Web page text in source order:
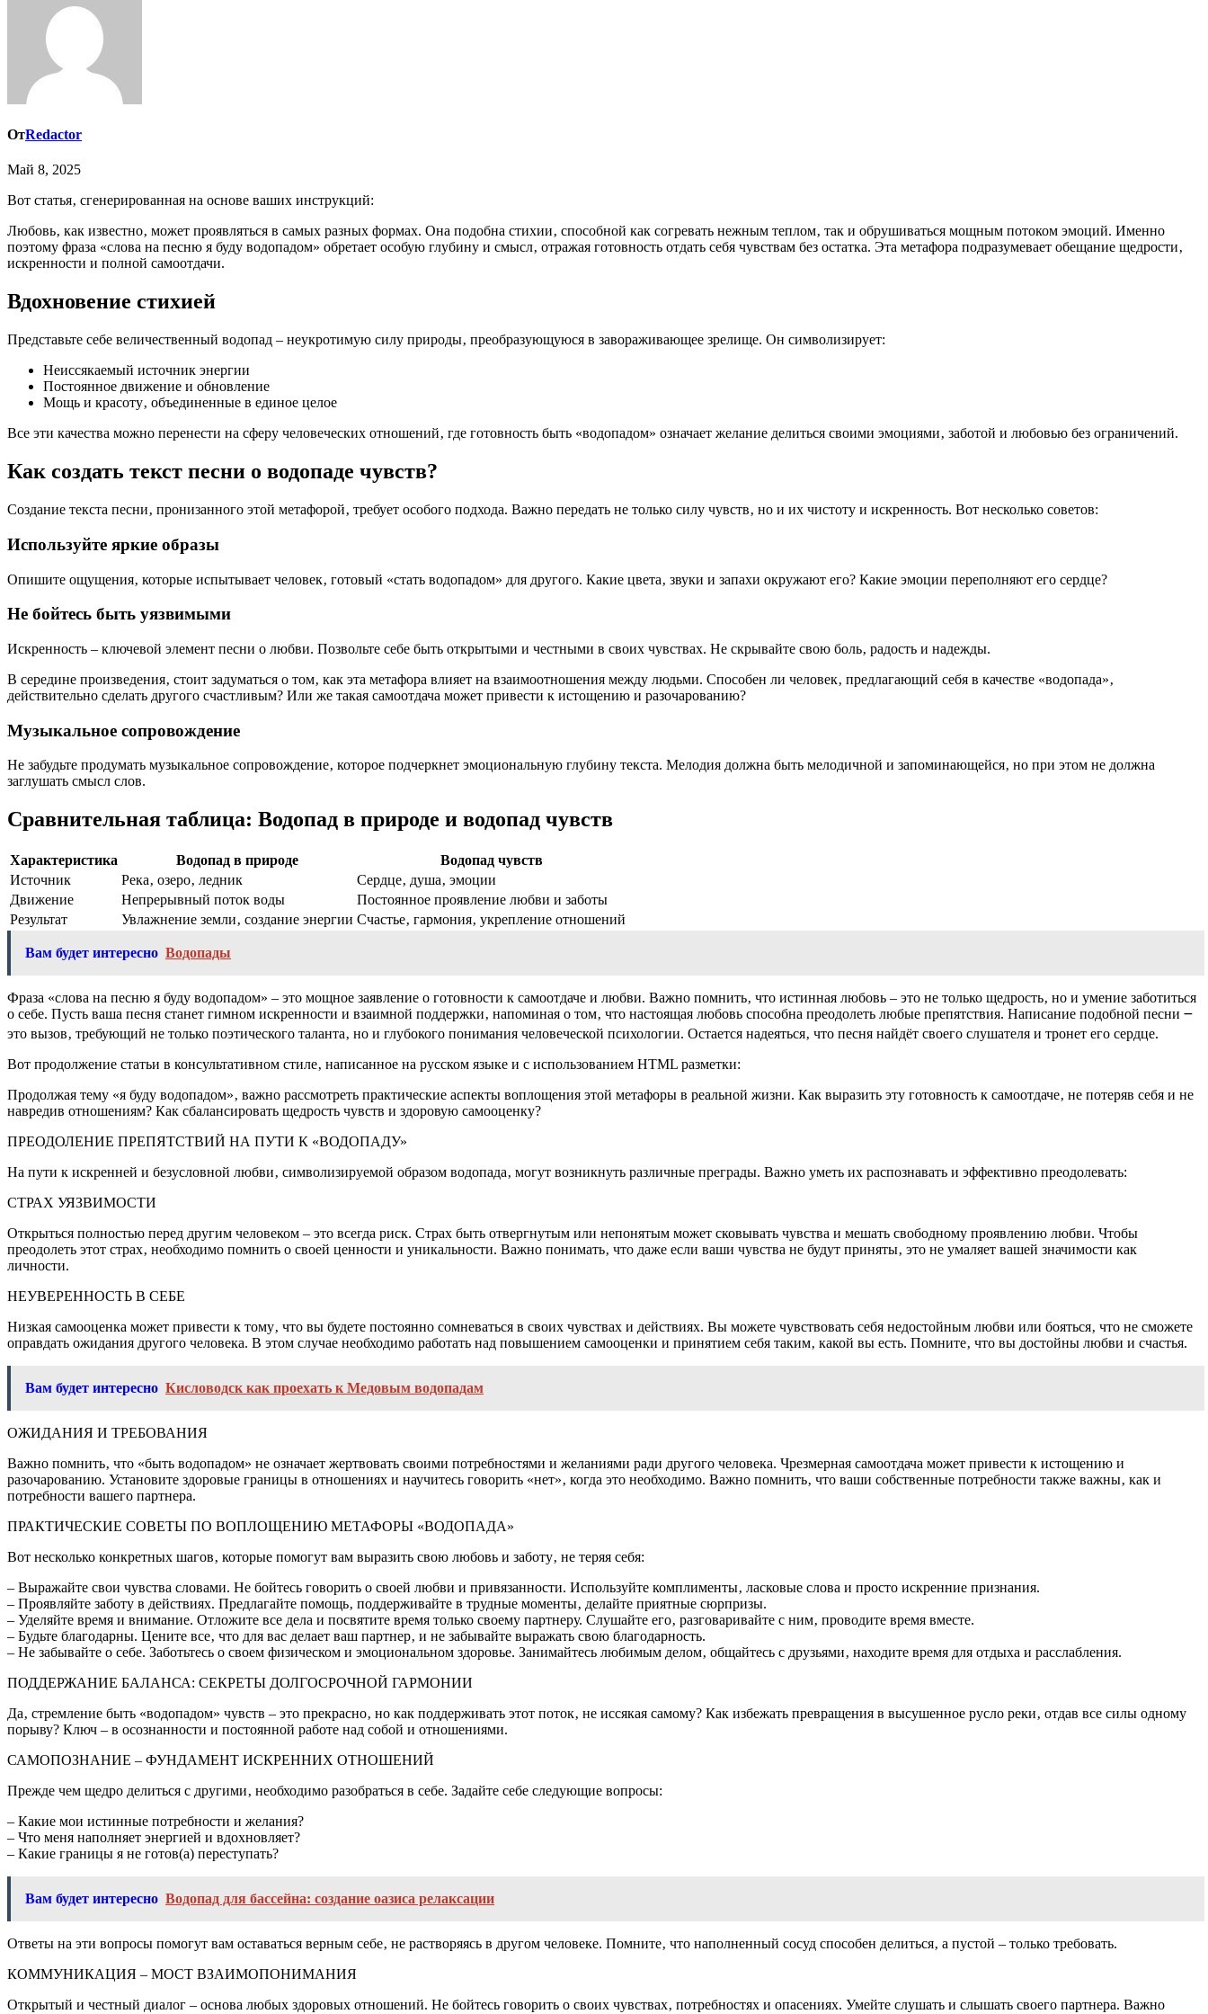
ОтRedactor
Май 8, 2025
Вот статья‚ сгенерированная на основе ваших инструкций:
Любовь‚ как известно‚ может проявляться в самых разных формах. Она подобна стихии‚ способной как согревать нежным теплом‚ так и обрушиваться мощным потоком эмоций. Именно
поэтому фраза «слова на песню я буду водопадом» обретает особую глубину и смысл‚ отражая готовность отдать себя чувствам без остатка. Эта метафора подразумевает обещание щедрости‚
искренности и полной самоотдачи.
Вдохновение стихией
Представьте себе величественный водопад – неукротимую силу природы‚ преобразующуюся в завораживающее зрелище. Он символизирует:
Неиссякаемый источник энергии
Постоянное движение и обновление
Мощь и красоту‚ объединенные в единое целое
Все эти качества можно перенести на сферу человеческих отношений‚ где готовность быть «водопадом» означает желание делиться своими эмоциями‚ заботой и любовью без ограничений.
Как создать текст песни о водопаде чувств?
Создание текста песни‚ пронизанного этой метафорой‚ требует особого подхода. Важно передать не только силу чувств‚ но и их чистоту и искренность. Вот несколько советов:
Используйте яркие образы
Опишите ощущения‚ которые испытывает человек‚ готовый «стать водопадом» для другого. Какие цвета‚ звуки и запахи окружают его? Какие эмоции переполняют его сердце?
Не бойтесь быть уязвимыми
Искренность – ключевой элемент песни о любви. Позвольте себе быть открытыми и честными в своих чувствах. Не скрывайте свою боль‚ радость и надежды.
В середине произведения‚ стоит задуматься о том‚ как эта метафора влияет на взаимоотношения между людьми. Способен ли человек‚ предлагающий себя в качестве «водопада»‚
действительно сделать другого счастливым? Или же такая самоотдача может привести к истощению и разочарованию?
Музыкальное сопровождение
Не забудьте продумать музыкальное сопровождение‚ которое подчеркнет эмоциональную глубину текста. Мелодия должна быть мелодичной и запоминающейся‚ но при этом не должна
заглушать смысл слов.
Сравнительная таблица: Водопад в природе и водопад чувств
Характеристика Водопад в природе
Водопад чувств
Источник
Река‚ озеро‚ ледник
Сердце‚ душа‚ эмоции
Движение
Непрерывный поток воды
Постоянное проявление любви и заботы
Результат
Увлажнение земли‚ создание энергии Счастье‚ гармония‚ укрепление отношений
Вам будет интересно Водопады
Фраза «слова на песню я буду водопадом» – это мощное заявление о готовности к самоотдаче и любви. Важно помнить‚ что истинная любовь – это не только щедрость‚ но и умение заботиться
о себе. Пусть ваша песня станет гимном искренности и взаимной поддержки‚ напоминая о том‚ что настоящая любовь способна преодолеть любые препятствия. Написание подобной песни ౼
это вызов‚ требующий не только поэтического таланта‚ но и глубокого понимания человеческой психологии. Остается надеяться‚ что песня найдёт своего слушателя и тронет его сердце.
Вот продолжение статьи в консультативном стиле‚ написанное на русском языке и с использованием HTML разметки:
Продолжая тему «я буду водопадом»‚ важно рассмотреть практические аспекты воплощения этой метафоры в реальной жизни. Как выразить эту готовность к самоотдаче‚ не потеряв себя и не
навредив отношениям? Как сбалансировать щедрость чувств и здоровую самооценку?
ПРЕОДОЛЕНИЕ ПРЕПЯТСТВИЙ НА ПУТИ К «ВОДОПАДУ»
На пути к искренней и безусловной любви‚ символизируемой образом водопада‚ могут возникнуть различные преграды. Важно уметь их распознавать и эффективно преодолевать:
СТРАХ УЯЗВИМОСТИ
Открыться полностью перед другим человеком – это всегда риск. Страх быть отвергнутым или непонятым может сковывать чувства и мешать свободному проявлению любви. Чтобы
преодолеть этот страх‚ необходимо помнить о своей ценности и уникальности. Важно понимать‚ что даже если ваши чувства не будут приняты‚ это не умаляет вашей значимости как
личности.
НЕУВЕРЕННОСТЬ В СЕБЕ
Низкая самооценка может привести к тому‚ что вы будете постоянно сомневаться в своих чувствах и действиях. Вы можете чувствовать себя недостойным любви или бояться‚ что не сможете
оправдать ожидания другого человека. В этом случае необходимо работать над повышением самооценки и принятием себя таким‚ какой вы есть. Помните‚ что вы достойны любви и счастья.
Вам будет интересно Кисловодск как проехать к Медовым водопадам
ОЖИДАНИЯ И ТРЕБОВАНИЯ
Важно помнить‚ что «быть водопадом» не означает жертвовать своими потребностями и желаниями ради другого человека. Чрезмерная самоотдача может привести к истощению и
разочарованию. Установите здоровые границы в отношениях и научитесь говорить «нет»‚ когда это необходимо. Важно помнить‚ что ваши собственные потребности также важны‚ как и
потребности вашего партнера.
ПРАКТИЧЕСКИЕ СОВЕТЫ ПО ВОПЛОЩЕНИЮ МЕТАФОРЫ «ВОДОПАДА»
Вот несколько конкретных шагов‚ которые помогут вам выразить свою любовь и заботу‚ не теряя себя:
– Выражайте свои чувства словами. Не бойтесь говорить о своей любви и привязанности. Используйте комплименты‚ ласковые слова и просто искренние признания.
– Проявляйте заботу в действиях. Предлагайте помощь‚ поддерживайте в трудные моменты‚ делайте приятные сюрпризы.
– Уделяйте время и внимание. Отложите все дела и посвятите время только своему партнеру. Слушайте его‚ разговаривайте с ним‚ проводите время вместе.
– Будьте благодарны. Цените все‚ что для вас делает ваш партнер‚ и не забывайте выражать свою благодарность.
– Не забывайте о себе. Заботьтесь о своем физическом и эмоциональном здоровье. Занимайтесь любимым делом‚ общайтесь с друзьями‚ находите время для отдыха и расслабления.
ПОДДЕРЖАНИЕ БАЛАНСА: СЕКРЕТЫ ДОЛГОСРОЧНОЙ ГАРМОНИИ
Да‚ стремление быть «водопадом» чувств – это прекрасно‚ но как поддерживать этот поток‚ не иссякая самому? Как избежать превращения в высушенное русло реки‚ отдав все силы одному
порыву? Ключ – в осознанности и постоянной работе над собой и отношениями.
САМОПОЗНАНИЕ – ФУНДАМЕНТ ИСКРЕННИХ ОТНОШЕНИЙ
Прежде чем щедро делиться с другими‚ необходимо разобраться в себе. Задайте себе следующие вопросы:
– Какие мои истинные потребности и желания?
– Что меня наполняет энергией и вдохновляет?
– Какие границы я не готов(а) переступать?
Вам будет интересно Водопад для бассейна: создание оазиса релаксации
Ответы на эти вопросы помогут вам оставаться верным себе‚ не растворяясь в другом человеке. Помните‚ что наполненный сосуд способен делиться‚ а пустой – только требовать.
КОММУНИКАЦИЯ – МОСТ ВЗАИМОПОНИМАНИЯ
Открытый и честный диалог – основа любых здоровых отношений. Не бойтесь говорить о своих чувствах‚ потребностях и опасениях. Умейте слушать и слышать своего партнера. Важно